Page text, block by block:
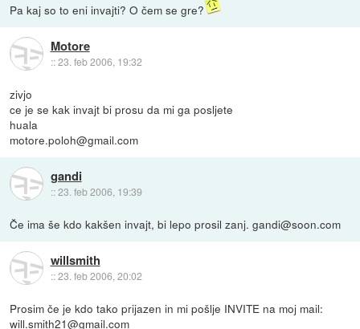
Pa kaj so to eni invajti? O čem se gre?
Motore
::23. feb 2006, 19:32
zivjo
ce je se kak invajt bi prosu da mi ga posljete
huala
motore.poloh@gmail.com
gandi
::23. feb 2006, 19:39
Če ima še kdo kakšen invajt, bi lepo prosil zanj. gandi@soon.com
willsmith
::23. feb 2006, 20:02
Prosim če je kdo tako prijazen in mi pošlje INVITE na moj mail:
will.smith21@gmail.com